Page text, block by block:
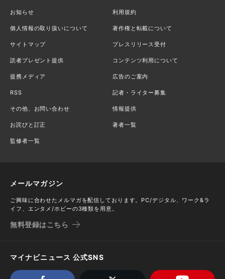
お知らせ 利用規約
個人情報の取り扱いについて 著作権と転載について
サイトマップ プレスリリース受付
読者プレゼント提供 コンテンツ利用について
提携メディア 広告のご案内
RSS 記者・ライター募集
その他、お問い合わせ 情報提供
お詫びと訂正 著者一覧
監修者一覧
メールマガジン
ご興味に合わせたメルマガを配信しております。PC/デジタル、ワーク&ラ
イフ、エンタメ/ホビーの3種類を用意。
無料登録はこちら
マイナビニュース 公式SNS